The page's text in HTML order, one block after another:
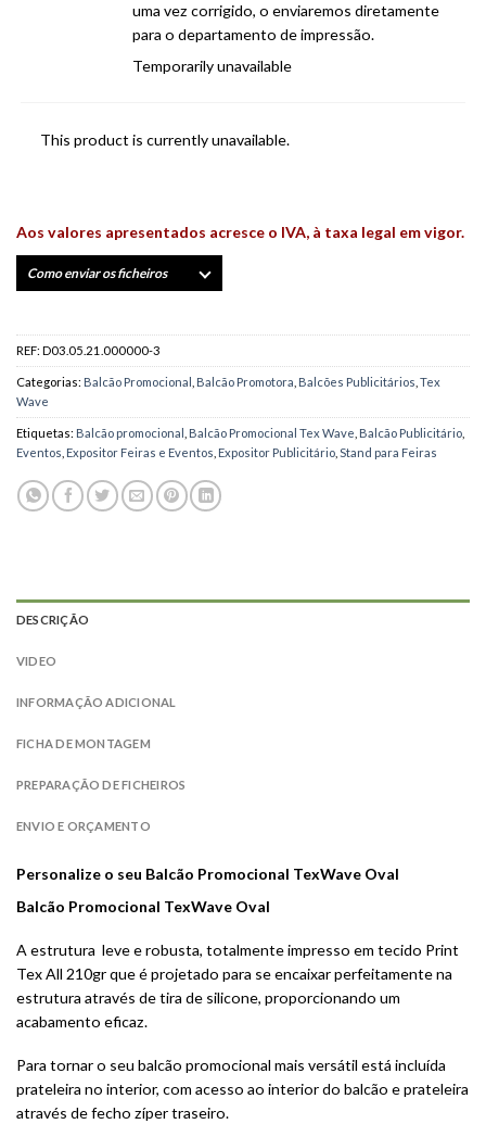
uma vez corrigido, o enviaremos diretamente
para o departamento de impressão.
Temporarily unavailable
This product is currently unavailable.
Aos valores apresentados acresce o IVA, à taxa legal em vigor.
Como enviar os ficheiros
REF: D03.05.21.000000-3
Categorias: Balcão Promocional Balcão Promotora Balcões Publicitários Tex
Wave
Etiquetas: Balcão promocional Balcão Promocional Tex Wave Balcão Publicitário
Eventos Expositor Feiras e Eventos Expositor Publicitário Stand para Feiras
DESCRIÇÃO
VIDEO
INFORMAÇÃO ADICIONAL
FICHA DE MONTAGEM
PREPARAÇÃO DE FICHEIROS
ENVIO E ORÇAMENTO
Personalize o seu Balcão Promocional TexWave Oval
Balcão Promocional TexWave Oval
A estrutura leve e robusta, totalmente impresso em tecido Print
Tex All 210grque é projetado para se encaixar perfeitamente na
estrutura através de tira de silicone, proporcionando um
acabamento eficaz.
Para tornar o seu balcão promocional mais versátil está incluída
prateleira no interior, com acesso ao interior do balcão e prateleira
através de fecho zíper traseiro.